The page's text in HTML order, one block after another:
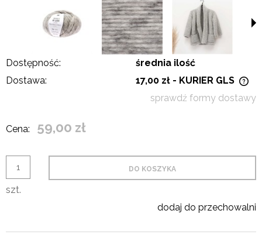
Dostępność:
średnia ilość
Dostawa:
17,00 zł - KURIER GLS
sprawdź formy dostawy
Cena: 59,00 zł
szt.
DO KOSZYKA
dodaj do przechowalni